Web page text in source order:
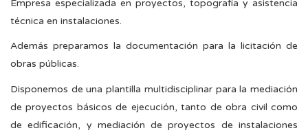
Empresa especializada en proyectos, topografía y asistencia
técnica en instalaciones.
Además preparamos la documentación para la licitación de
obras públicas.
Disponemos de una plantilla multidisciplinar para la mediación
de proyectos básicos de ejecución, tanto de obra civil como
de edificación, y mediación de proyectos de instalaciones